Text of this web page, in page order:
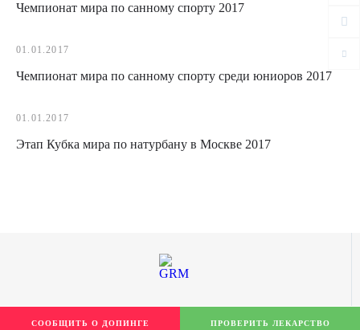
Чемпионат мира по санному спорту 2017
01.01.2017
Чемпионат мира по санному спорту среди юниоров 2017
01.01.2017
Этап Кубка мира по натурбану в Москве 2017
СООБЩИТЬ О ДОПИНГЕ ПРОВЕРИТЬ ЛЕКАРСТВО